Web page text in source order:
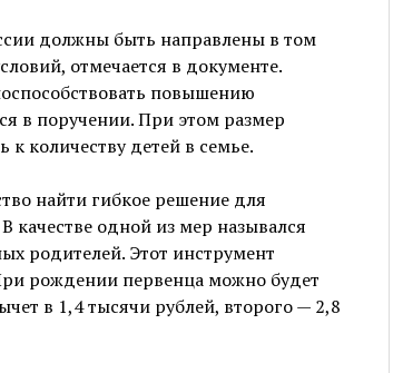
должны быть направлены в том
отмечается в документе.
повышению
в поручении. При этом размер
к количеству детей в семье.
найти гибкое решение для
одной из мер назывался
родителей. Этот инструмент
рождении первенца можно будет
в 1,4 тысячи рублей, второго — 2,8